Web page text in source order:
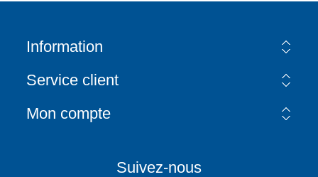
Information
Service client
Mon compte
Suivez-nous